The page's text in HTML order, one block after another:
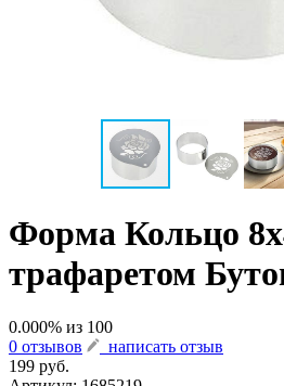
Форма Кольцо
трафаретом
0.000% из 100
0 отзывов
написать отзыв
199 руб.